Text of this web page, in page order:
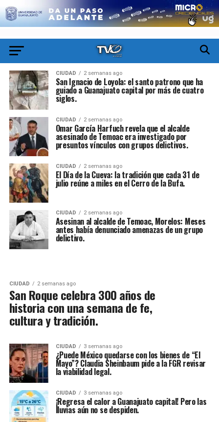
CIUDAD 2 semanas ago
San Ignacio de Loyola: el santo patrono que ha
guiado a Guanajuato capital por más de cuatro
siglos.
CIUDAD 2 semanas ago
Omar García Harfuch revela que el alcalde
asesinado de Temoac era investigado por
presuntos vínculos con grupos delictivos.
CIUDAD 2 semanas ago
El Día de la Cueva: la tradición que cada 31 de
julio reúne a miles en el Cerro de la Bufa.
CIUDAD 2 semanas ago
Asesinan al alcalde de Temoac, Morelos: Meses
antes había denunciado amenazas de un grupo
delictivo.
CIUDAD 2 semanas ago
San Roque celebra 300 años de
historia con una semana de fe,
cultura y tradición.
CIUDAD 3 semanas ago
¿Puede México quedarse con los bienes de “El
Mayo”? Claudia Sheinbaum pide a la FGR revisar
la viabilidad legal.
CIUDAD 3 semanas ago
¡Regresa el calor a Guanajuato capital! Pero las
lluvias aún no se despiden.